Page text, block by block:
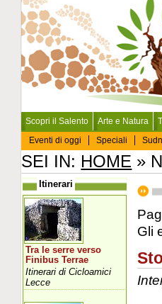
Scopri il Salento Arte e Natura
Eventi di oggi
Speciali
SEI IN: HOME »
Gli
Itinerari
Tra le serre verso
Finibus Terrae
Itinerari di Cicloamici
Lecce